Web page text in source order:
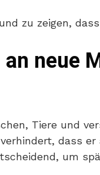
zu zeigen,
neue
Tiere und
dass er
um